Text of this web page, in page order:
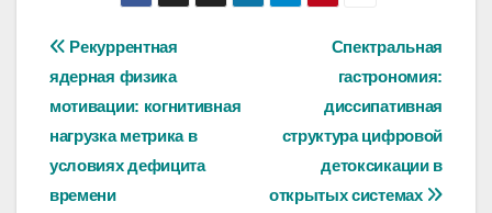
Навигация
по
записям
Спектральная
гастрономия:
диссипативная
структура цифровой
детоксикации в
открытых системах
Рекуррентная
ядерная физика
мотивации: когнитивная
нагрузка метрика в
условиях дефицита
времени